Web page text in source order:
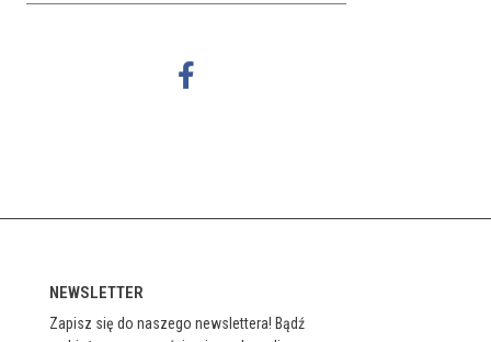
NEWSLETTER
Zapisz się do naszego newslettera! Bądź